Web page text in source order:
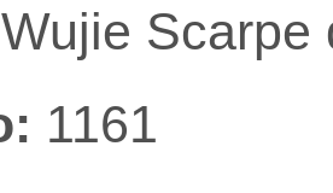
Wujie Scarpe
1161